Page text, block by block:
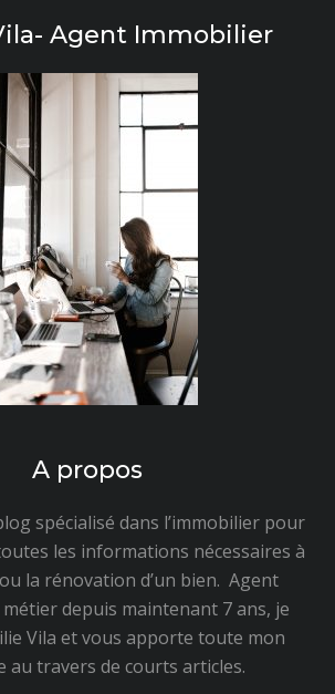
Agent Immobilier
A propos
spécialisé dans l’immobilier pour
les informations nécessaires à
la rénovation d’un bien. Agent
depuis maintenant 7 ans, je
Vila et vous apporte toute mon
au travers de courts articles.